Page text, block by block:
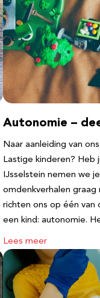
Autonomie –
Naar aanleiding van
Lastige kinderen? Heb
IJsselstein nemen we
omdenkverhalen graag
richten ons op één van
een kind: autonomie.
Lees meer